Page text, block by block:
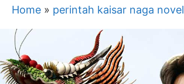
Home » perintah kaisar naga novel